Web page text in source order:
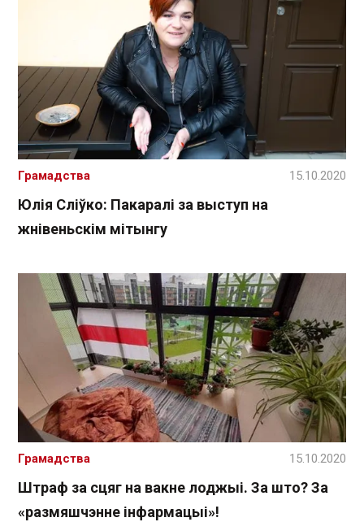
Юлія Сліўко: Пакаралі за выступ на
жнівеньскім мітынгу
Грамадства 15.10.2020
Штраф за сцяг на вакне лоджыі. За што? За
«размяшчэнне інфармацыі»!
Грамадства 15.10.2020